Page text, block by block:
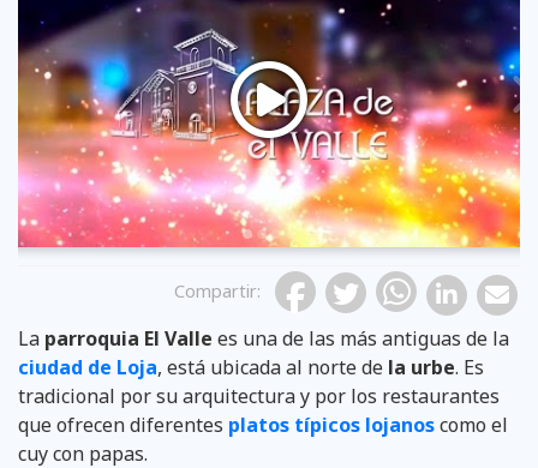
Previous
Compartir:
La parroquia El Valle es una de las más antiguas de la
ciudad de Loja, está ubicada al norte de la urbe. Es
tradicional por su arquitectura y por los restaurantes
que ofrecen diferentes platos típicos lojanoscomo el
cuy con papas.